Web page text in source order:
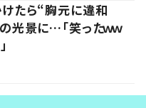
たら“胸元に違和
光景に…「笑ったｗｗ